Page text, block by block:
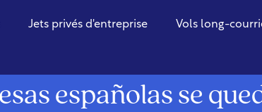
Jets privés d'entreprise Vols long-
españolas se